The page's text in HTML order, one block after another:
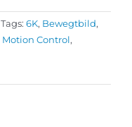
Tags: 6K, Bewegtbild,
Motion Control,